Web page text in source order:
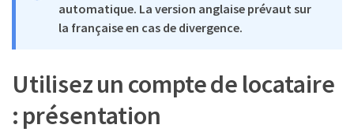
automatique. La version anglaise prévaut sur
la française en cas de divergence.
Utilisez un compte de locataire
: présentation